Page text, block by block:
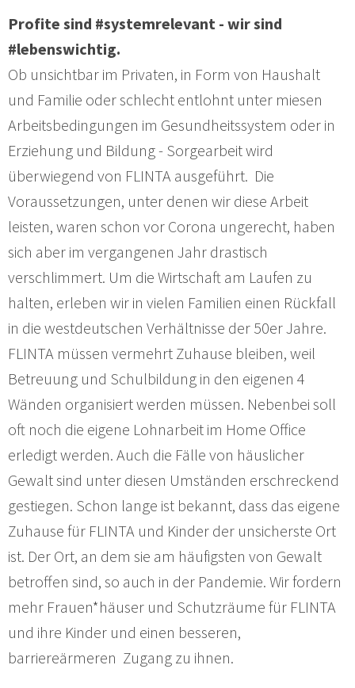
Profite sind #systemrelevant - wir sind
#lebenswichtig.
Ob unsichtbar im Privaten, in Form von Haushalt
und Familie oder schlecht entlohnt unter miesen
Arbeitsbedingungen im Gesundheitssystem oder in
Erziehung und Bildung - Sorgearbeit wird
überwiegend von FLINTA ausgeführt. Die
Voraussetzungen, unter denen wir diese Arbeit
leisten, waren schon vor Corona ungerecht, haben
sich aber im vergangenen Jahr drastisch
verschlimmert. Um die Wirtschaft am Laufen zu
halten, erleben wir in vielen Familien einen Rückfall
in die westdeutschen Verhältnisse der 50er Jahre.
FLINTA müssen vermehrt Zuhause bleiben, weil
Betreuung und Schulbildung in den eigenen 4
Wänden organisiert werden müssen. Nebenbei soll
oft noch die eigene Lohnarbeit im Home Office
erledigt werden. Auch die Fälle von häuslicher
Gewalt sind unter diesen Umständen erschreckend
gestiegen. Schon lange ist bekannt, dass das eigene
Zuhause für FLINTA und Kinder der unsicherste Ort
ist. Der Ort, an dem sie am häufigsten von Gewalt
betroffen sind, so auch in der Pandemie. Wir fordern
mehr Frauen*häuser und Schutzräume für FLINTA
und ihre Kinder und einen besseren,
barriereärmeren Zugang zu ihnen.